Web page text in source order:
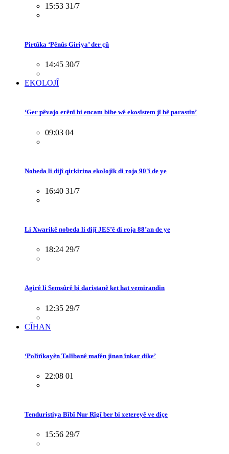
15:53 31/7
Pirtûka ‘Pênûs Giriya’ der çû
14:45 30/7
EKOLOJÎ
‘Ger pêvajo erênî bi encam bibe wê ekosîstem jî bê parastin’
09:03 04
Nobeda li dijî qirkirina ekolojîk di roja 90'î de ye
16:40 31/7
Li Xwarikê nobeda li dijî JES’ê di roja 88’an de ye
18:24 29/7
Agirê li Semsûrê bi daristanê ket hat vemirandin
12:35 29/7
CÎHAN
‘Polîtîkayên Talîbanê mafên jinan înkar dike’
22:08 01
Tenduristiya Bîbî Nur Rîgî ber bi xetereyê ve diçe
15:56 29/7